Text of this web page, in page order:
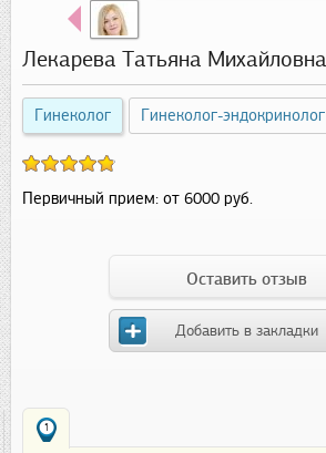
Лекарева Татьяна Михайловна
Гинеколог Гинеколог-эндокринолог
Первичный прием: от 6000 руб.
Оставить отзыв
Добавить в закладки
1